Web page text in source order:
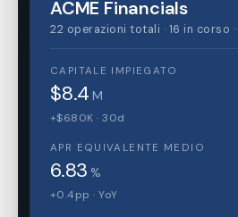
ACME Financials
22 operazioni totali · 16 in corso
CAPITALE IMPIEGATO
$8.4 M
+$680K · 30d
APR EQUIVALENTE MEDIO
6.83 %
+0.4pp · YoY